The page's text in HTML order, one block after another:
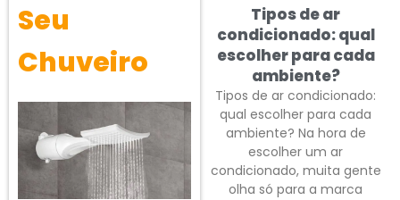
Seu
Chuveiro
Tipos de ar
condicionado: qual
escolher para cada
ambiente?
Tipos de ar condicionado:
qual escolher para cada
ambiente? Na hora de
escolher um ar
condicionado, muita gente
olha só para a marca